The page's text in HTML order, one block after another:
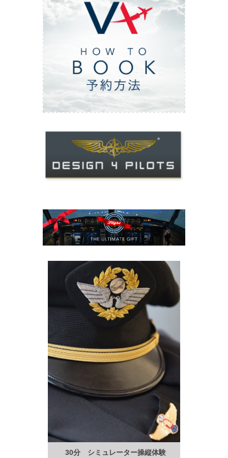
ご予約方法
30分 シミュレーター操縦体験